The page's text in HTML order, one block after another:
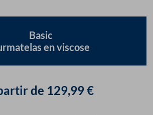
Basic
en viscose
de 129,99€